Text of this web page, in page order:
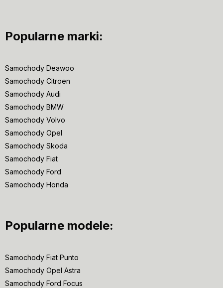
Popularne marki:
Samochody Deawoo
Samochody Citroen
Samochody Audi
Samochody BMW
Samochody Volvo
Samochody Opel
Samochody Skoda
Samochody Fiat
Samochody Ford
Samochody Honda
Popularne modele:
Samochody Fiat Punto
Samochody Opel Astra
Samochody Ford Focus